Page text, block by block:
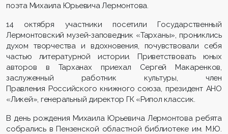
поэта Михаила Юрьевича Лермонтова.
14 октября участники посетили Государственный
Лермонтовский музей-заповедник «Тарханы», прониклись
духом творчества и вдохновения, почувствовали себя
частью литературной истории. Приветствовать юных
авторов в Тарханах приехал Сергей Макаренков,
заслуженный работник культуры, член
Правления Российского книжного союза, президент АНО
«Ликей», генеральный директор ГК «Рипол классик.
В день рождения Михаила Юрьевича Лермонтова ребята
собрались в Пензенской областной библиотеке им. М.Ю.